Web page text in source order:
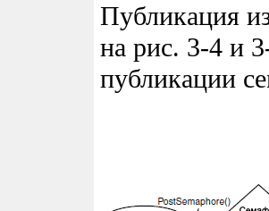
Публикация
на рис. 3-4 и
публикации